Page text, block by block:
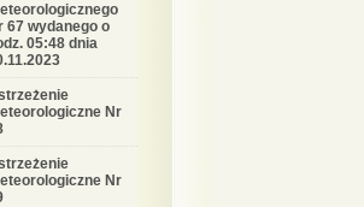
67 wydanego o
05:48 dnia
Nr
Nr